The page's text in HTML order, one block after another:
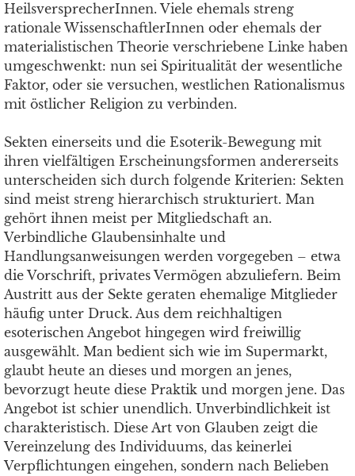
HeilsversprecherInnen. Viele ehemals streng
rationale WissenschaftlerInnen oder ehemals der
materialistischen Theorie verschriebene Linke haben
umgeschwenkt: nun sei Spiritualität der wesentliche
Faktor, oder sie versuchen, westlichen Rationalismus
mit östlicher Religion zu verbinden.
Sekten einerseits und die Esoterik-Bewegung mit
ihren vielfältigen Erscheinungsformen andererseits
unterscheiden sich durch folgende Kriterien: Sekten
sind meist streng hierarchisch strukturiert. Man
gehört ihnen meist per Mitgliedschaft an.
Verbindliche Glaubensinhalte und
Handlungsanweisungen werden vorgegeben – etwa
die Vorschrift, privates Vermögen abzuliefern. Beim
Austritt aus der Sekte geraten ehemalige Mitglieder
häufig unter Druck. Aus dem reichhaltigen
esoterischen Angebot hingegen wird freiwillig
ausgewählt. Man bedient sich wie im Supermarkt,
glaubt heute an dieses und morgen an jenes,
bevorzugt heute diese Praktik und morgen jene. Das
Angebot ist schier unendlich. Unverbindlichkeit ist
charakteristisch. Diese Art von Glauben zeigt die
Vereinzelung des Individuums, das keinerlei
Verpflichtungen eingehen, sondern nach Belieben